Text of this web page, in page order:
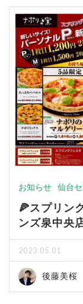
お知らせ 仙台
🍕スプリン
ンズ泉中央
2023.05.01
後藤美桜